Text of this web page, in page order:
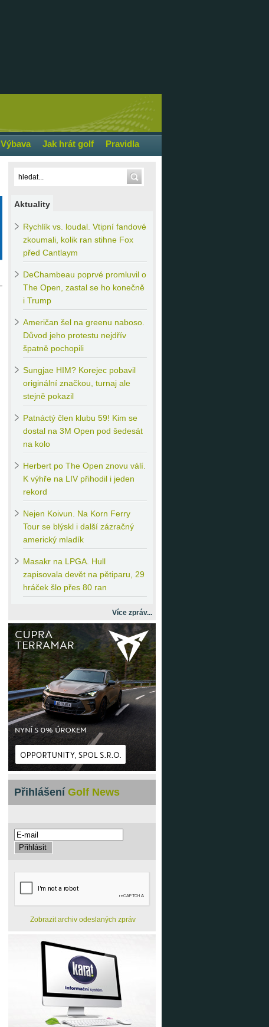
Výbava Jak hrát golf Pravidla
Aktuality
Rychlík vs. loudal. Vtipní fandové
zkoumali, kolik ran stihne Fox
před Cantlaym
DeChambeau poprvé promluvil o
The Open, zastal se ho konečně
i Trump
Američan šel na greenu naboso.
Důvod jeho protestu nejdřív
špatně pochopili
Sungjae HIM? Korejec pobavil
originální značkou, turnaj ale
stejně pokazil
Patnáctý člen klubu 59! Kim se
dostal na 3M Open pod šedesát
na kolo
Herbert po The Open znovu válí.
K výhře na LIV přihodil i jeden
rekord
Nejen Koivun. Na Korn Ferry
Tour se blýskl i další zázračný
americký mladík
Masakr na LPGA. Hull
zapisovala devět na pětiparu, 29
hráček šlo přes 80 ran
Více zpráv...
Přihlášení Golf News
Zobrazit archiv odeslaných zpráv